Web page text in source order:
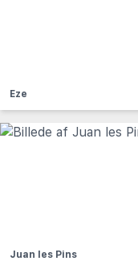
Eze
Juan les Pins